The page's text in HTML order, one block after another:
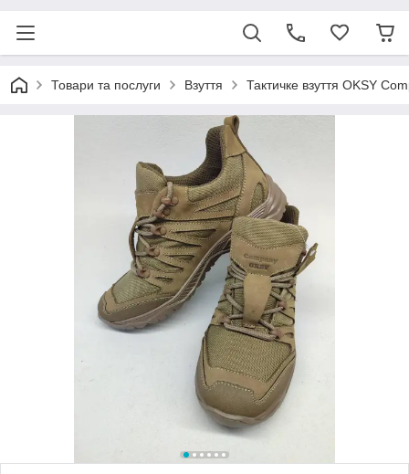
Товари та послуги Взуття Тактичке взуття OKSY